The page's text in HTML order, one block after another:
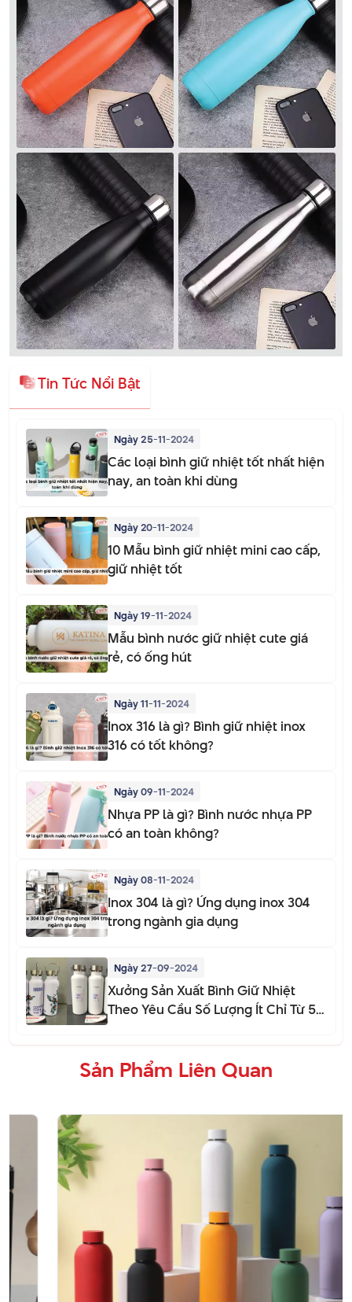
Tin Tức Nổi Bật
Ngày 25-11-2024
Các loại bình giữ nhiệt tốt nhất hiện
nay, an toàn khi dùng
Ngày 20-11-2024
10 Mẫu bình giữ nhiệt mini cao cấp,
giữ nhiệt tốt
Ngày 19-11-2024
Mẫu bình nước giữ nhiệt cute giá
rẻ, có ống hút
Ngày 11-11-2024
Inox 316 là gì? Bình giữ nhiệt inox
316 có tốt không?
Ngày 09-11-2024
Nhựa PP là gì? Bình nước nhựa PP
có an toàn không?
Ngày 08-11-2024
Inox 304 là gì? Ứng dụng inox 304
trong ngành gia dụng
Ngày 27-09-2024
Xưởng Sản Xuất Bình Giữ Nhiệt
Theo Yêu Cầu Số Lượng Ít Chỉ Từ 50
Sản Phẩm Liên Quan